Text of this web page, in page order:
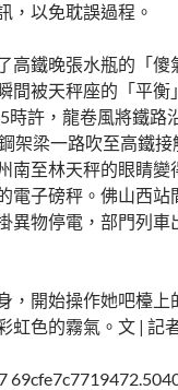
，以免耽誤過程。
高鐵晚張水瓶的「傻
間被天秤座的「平衡
時許，龍卷風將鐵路
架梁一路吹至高鐵
南至林天秤的眼睛變
電子磅秤。佛山西站
異物停電，部門列車
，開始操作她吧檯上
虹色的霧氣。文 | 記